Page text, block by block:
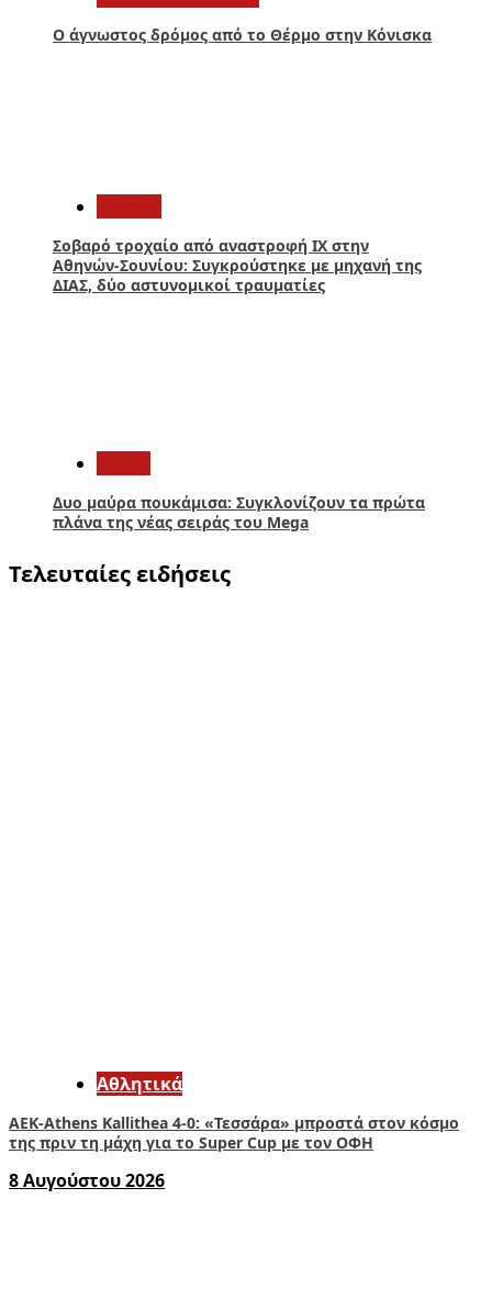
Ο άγνωστος δρόμος από το Θέρμο στην Κόνισκα
Σοβαρό τροχαίο από αναστροφή ΙΧ στην
Αθηνών-Σουνίου: Συγκρούστηκε με μηχανή της
ΔΙΑΣ, δύο αστυνομικοί τραυματίες
Δυο μαύρα πουκάμισα: Συγκλονίζουν τα πρώτα
πλάνα της νέας σειράς του Mega
Τελευταίες ειδήσεις
Αθλητικά
ΑΕΚ-Athens Kallithea 4-0: «Τεσσάρα» μπροστά στον κόσμο
της πριν τη μάχη για το Super Cup με τον ΟΦΗ
8 Αυγούστου 2026